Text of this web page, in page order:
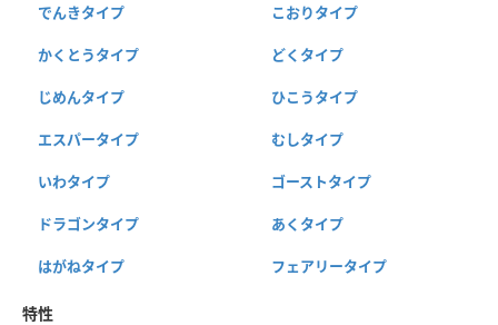
でんきタイプ こおりタイプ
かくとうタイプ どくタイプ
じめんタイプ ひこうタイプ
エスパータイプ むしタイプ
いわタイプ ゴーストタイプ
ドラゴンタイプ あくタイプ
はがねタイプ フェアリータイプ
特性